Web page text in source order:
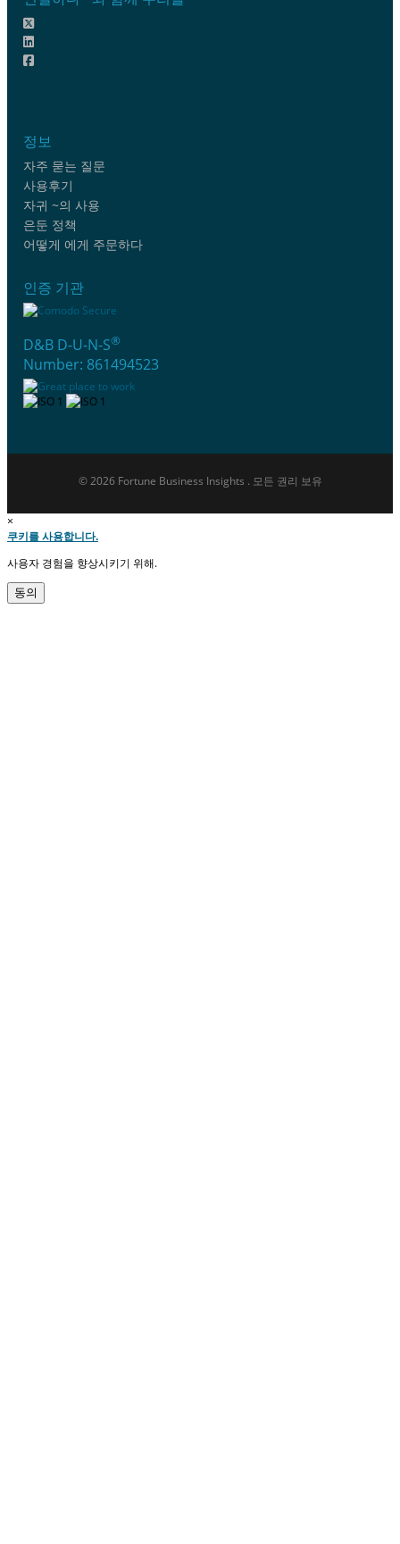
정보
자주 묻는 질문
사용후기
자귀 ~의 사용
은둔 정책
어떻게 에게 주문하다
인증 기관
D&B D-U-N-S®
Number: 861494523
© 2026 Fortune Business Insights . 모든 권리 보유
×
쿠키를 사용합니다.
사용자 경험을 향상시키기 위해.
동의